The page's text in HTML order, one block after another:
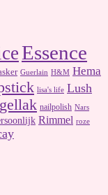
Essence
Guerlain H&M Hema
lisa's life Lush
nailpolish Nars
Rimmel roze